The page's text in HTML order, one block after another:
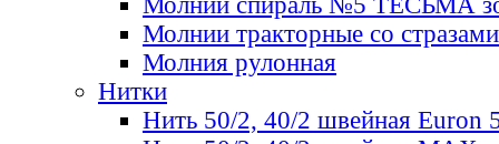
Молнии тракторные со стразами
Молния рулонная
Нитки
Нить 50/2, 40/2 швейная Euron